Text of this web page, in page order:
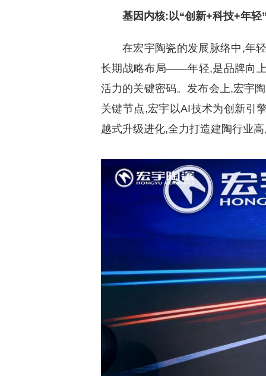
基因内核:以“创新+科技+年
在宏宇陶瓷的发展脉络中,年
长期战略布局——年轻,是品牌向
活力的关键密码。发布会上,宏宇
关键节点,宏宇以AI技术为创新引擎,
越式升级进化,全力打造建陶行业